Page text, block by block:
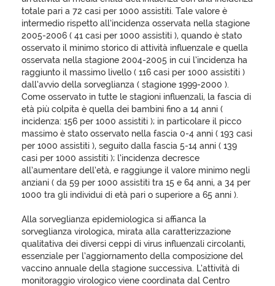
totale pari a 72 casi per 1000 assistiti. Tale valore è
intermedio rispetto all’incidenza osservata nella stagione
2005-2006 ( 41 casi per 1000 assistiti ), quando è stato
osservato il minimo storico di attività influenzale e quella
osservata nella stagione 2004-2005 in cui l’incidenza ha
raggiunto il massimo livello ( 116 casi per 1000 assistiti )
dall’avvio della sorveglianza ( stagione 1999-2000 ).
Come osservato in tutte le stagioni influenzali, la fascia di
età più colpita è quella dei bambini fino a 14 anni (
incidenza: 156 per 1000 assistiti ); in particolare il picco
massimo è stato osservato nella fascia 0-4 anni ( 193 casi
per 1000 assistiti ), seguito dalla fascia 5-14 anni ( 139
casi per 1000 assistiti ); l’incidenza decresce
all’aumentare dell’età, e raggiunge il valore minimo negli
anziani ( da 59 per 1000 assistiti tra 15 e 64 anni, a 34 per
1000 tra gli individui di età pari o superiore a 65 anni ).
Alla sorveglianza epidemiologica si affianca la
sorveglianza virologica, mirata alla caratterizzazione
qualitativa dei diversi ceppi di virus influenzali circolanti,
essenziale per l’aggiornamento della composizione del
vaccino annuale della stagione successiva. L’attività di
monitoraggio virologico viene coordinata dal Centro